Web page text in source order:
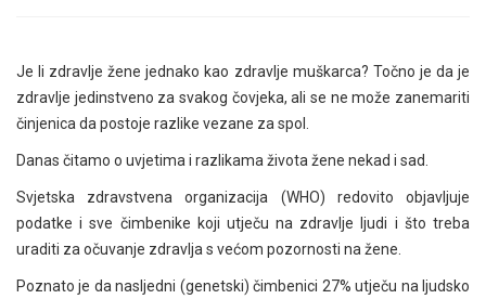
Je li zdravlje žene jednako kao zdravlje muškarca? Točno je da je
zdravlje jedinstveno za svakog čovjeka, ali se ne može zanemariti
činjenica da postoje razlike vezane za spol.
Danas čitamo o uvjetima i razlikama života žene nekad i sad.
Svjetska zdravstvena organizacija (WHO) redovito objavljuje
podatke i sve čimbenike koji utječu na zdravlje ljudi i što treba
uraditi za očuvanje zdravlja s većom pozornosti na žene.
Poznato je da nasljedni (genetski) čimbenici 27% utječu na ljudsko